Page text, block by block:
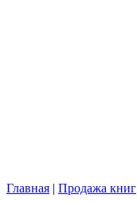
Главная | Продажа книг